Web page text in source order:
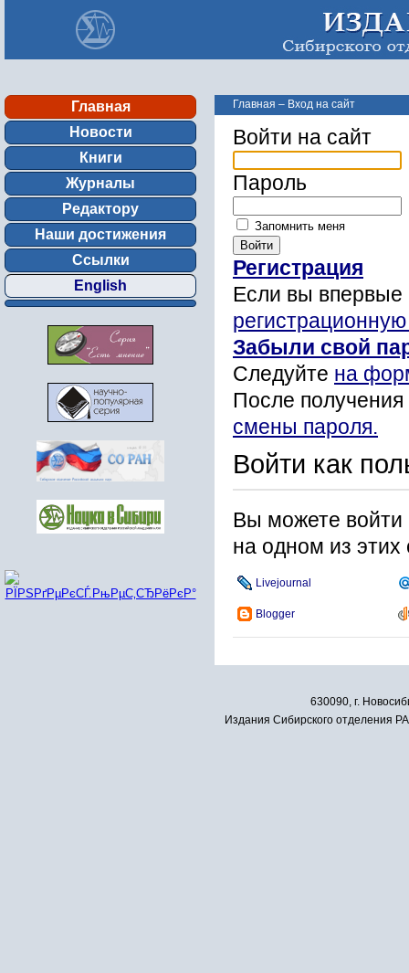
Главная
Новости
Книги
Журналы
Редактору
Наши достижения
Ссылки
English
Главная – Вход на сайт
Войти на сайт
Пароль
Запомнить меня
Регистрация
Если вы впервые
Забыли свой
Следуйте на
После
смены пароля.
Войти как
Вы можете войти
на одном из этих
Livejournal
Blogger
630090, г.
Издания Сибирского отделения